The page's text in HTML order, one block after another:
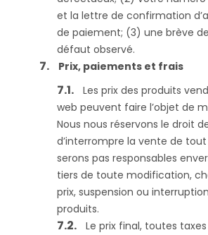
et la lettre de confirmation
de paiement; (3) une brève
défaut observé.
Prix, paiements et frais
Les prix des produits
web peuvent faire l’objet de
Nous nous réservons le droit
d’interrompre la vente de
serons pas responsables
tiers de toute modification,
prix, suspension ou
produits.
Le prix final, toutes